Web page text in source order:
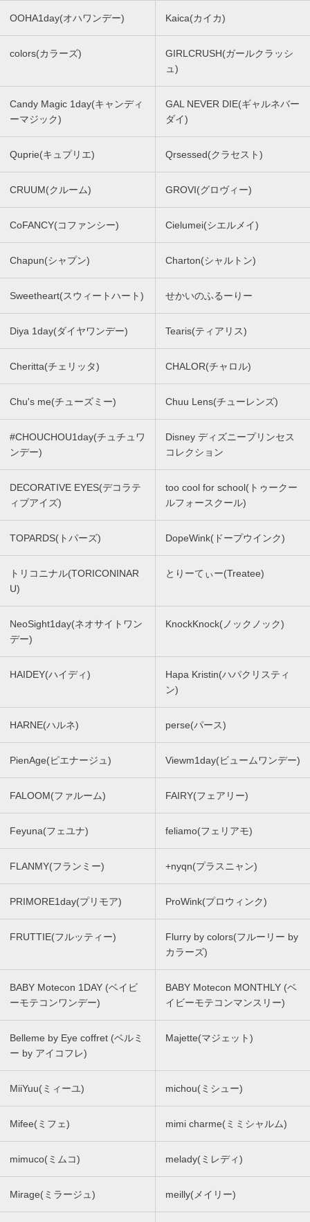
OOHA1day(オハワンデー) Kaica(カイカ)
colors(カラーズ)
GIRLCRUSH(ガールクラッシ
ュ)
Candy Magic 1day(キャンディ
ーマジック)
GAL NEVER DIE(ギャルネバー
ダイ)
Quprie(キュプリエ) Qrsessed(クラセスト)
CRUUM(クルーム) GROVI(グロヴィー)
CoFANCY(コファンシー) Cielumei(シエルメイ)
Chapun(シャプン) Charton(シャルトン)
Sweetheart(スウィートハート) せかいのふるーりー
Diya 1day(ダイヤワンデー) Tearis(ティアリス)
Cheritta(チェリッタ) CHALOR(チャロル)
Chu's me(チューズミー) Chuu Lens(チューレンズ)
#CHOUCHOU1day(チュチュワ
ンデー)
Disney ディズニープリンセス
コレクション
DECORATIVE EYES(デコラテ
ィブアイズ)
too cool for school(トゥークー
ルフォースクール)
TOPARDS(トパーズ) DopeWink(ドープウインク)
トリコニナル(TORICONINAR
U)
とりーてぃー(Treatee)
NeoSight1day(ネオサイトワン
デー)
KnockKnock(ノックノック)
HAIDEY(ハイディ)
Hapa Kristin(ハパクリスティ
ン)
HARNE(ハルネ) perse(パース)
PienAge(ピエナージュ) Viewm1day(ビュームワンデー)
FALOOM(ファルーム) FAIRY(フェアリー)
Feyuna(フェユナ) feliamo(フェリアモ)
FLANMY(フランミー) +nyqn(プラスニャン)
PRIMORE1day(プリモア) ProWink(プロウィンク)
FRUTTIE(フルッティー)
Flurry by colors(フルーリー by
カラーズ)
BABY Motecon 1DAY (ベイビ
ーモテコンワンデー)
BABY Motecon MONTHLY (ベ
イビーモテコンマンスリー)
Belleme by Eye coffret (ベルミ
ー by アイコフレ)
Majette(マジェット)
MiiYuu(ミィーユ) michou(ミシュー)
Mifee(ミフェ) mimi charme(ミミシャルム)
mimuco(ミムコ) melady(ミレディ)
Mirage(ミラージュ) meilly(メイリー)